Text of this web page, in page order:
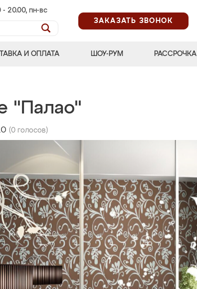
- 20.00, пн-вс
ЗАКАЗАТЬ ЗВОНОК
И ОПЛАТА ШОУ-РУМ РАССРОЧКА
"Палао"
(0 голосов)